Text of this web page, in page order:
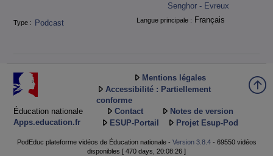
Senghor - Evreux
Type : Podcast Langue principale : Français
Éducation nationale
Apps.education.fr
Mentions légales
Accessibilité : Partiellement
conforme
Contact
Notes de version
ESUP-Portail
Projet Esup-Pod
PodEduc plateforme vidéos de Éducation nationale - Version 3.8.4- 69550 vidéos
disponibles [ 470 days, 20:08:26 ]